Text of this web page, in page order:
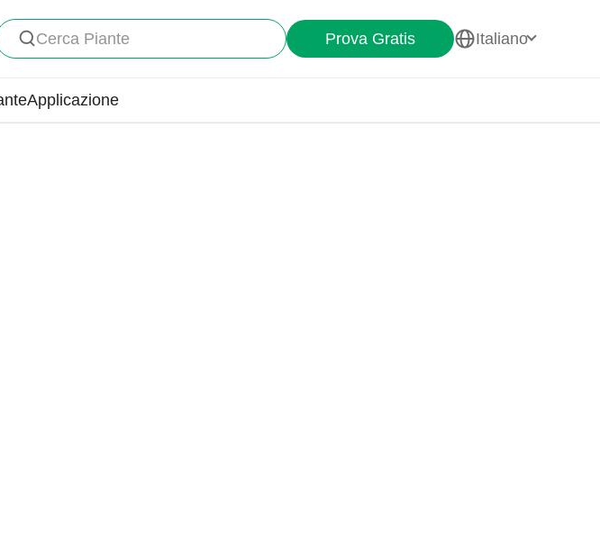
Cerca Piante Prova Gratis Italiano
Applicazione